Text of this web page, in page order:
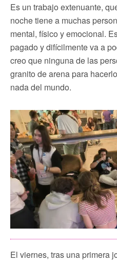
Es un trabajo extenuante,
noche tiene a muchas
mental, físico y emocional.
pagado y difícilmente va a
creo que ninguna de las
granito de arena para
nada del mundo.
El viernes, tras una primera